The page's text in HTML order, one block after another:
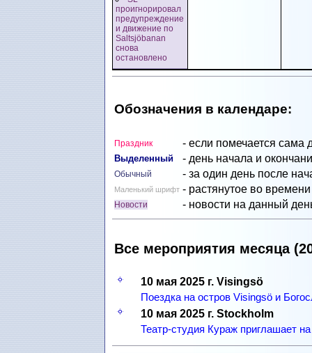
проигнорировал
предупреждение
и движение по
Saltsjöbanan
снова
остановлено
Обозначения в календаре:
Праздник - если помечается сама
Выделенный - день начала и
Обычный - за один день после
Маленький шрифт - растянутое во
Новости - новости на данный
Все мероприятия месяца
10 мая 2025 г. Visingsö
Поездка на остров Visingsö и
10 мая 2025 г. Stockholm
Театр-студия Кураж приглашает